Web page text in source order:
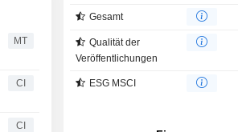
MT
CI
CI
Gesamt
Qualität der
Veröffentlichungen
ESG MSCI